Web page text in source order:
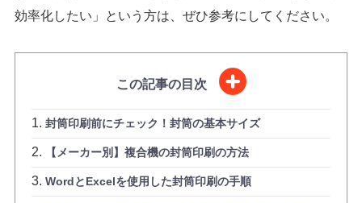
効率化したい」という方は、ぜひ参考にしてください。
この記事の目次
封筒印刷前にチェック！封筒の基本サイズ
【メーカー別】複合機の封筒印刷の方法
WordとExcelを使用した封筒印刷の手順